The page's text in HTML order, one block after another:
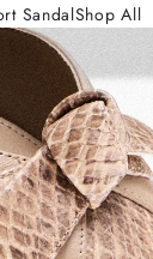
SandalShop All